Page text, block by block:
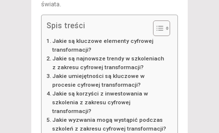
świata.
Spis treści
Jakie są kluczowe elementy cyfrowej
transformacji?
Jakie są najnowsze trendy w szkoleniach
z zakresu cyfrowej transformacji?
Jakie umiejętności są kluczowe w
procesie cyfrowej transformacji?
Jakie są korzyści z inwestowania w
szkolenia z zakresu cyfrowej
transformacji?
Jakie wyzwania mogą wystąpić podczas
szkoleń z zakresu cyfrowej transformacji?